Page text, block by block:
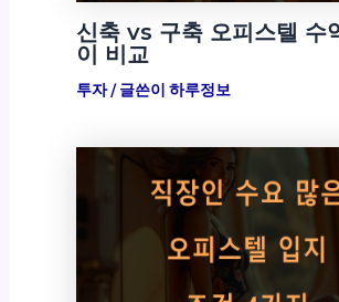
신축 vs 구축 오피스텔 수
이 비교
투자/ 글쓴이 하루정보